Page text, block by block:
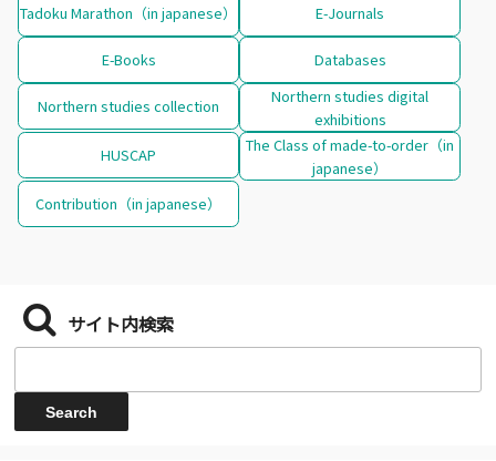
Tadoku Marathon（in japanese） E-Journals
E-Books Databases
Northern studies collection
Northern studies digital
exhibitions
HUSCAP
The Class of made-to-order（in
japanese）
Contribution（in japanese）
サイト内検索